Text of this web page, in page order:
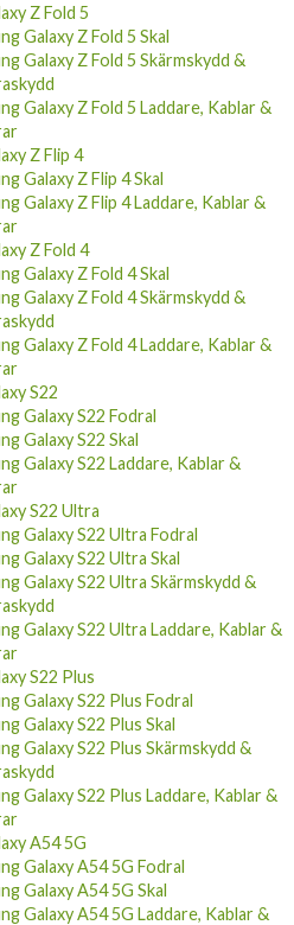
Z Fold 5
Galaxy Z Fold 5 Skal
Galaxy Z Fold 5 Skärmskydd &
Galaxy Z Fold 5 Laddare, Kablar &
Z Flip 4
Galaxy Z Flip 4 Skal
Galaxy Z Flip 4 Laddare, Kablar &
Z Fold 4
Galaxy Z Fold 4 Skal
Galaxy Z Fold 4 Skärmskydd &
Galaxy Z Fold 4 Laddare, Kablar &
S22
Galaxy S22 Fodral
Galaxy S22 Skal
Galaxy S22 Laddare, Kablar &
S22 Ultra
Galaxy S22 Ultra Fodral
Galaxy S22 Ultra Skal
Galaxy S22 Ultra Skärmskydd &
Galaxy S22 Ultra Laddare, Kablar &
S22 Plus
Galaxy S22 Plus Fodral
Galaxy S22 Plus Skal
Galaxy S22 Plus Skärmskydd &
Galaxy S22 Plus Laddare, Kablar &
A54 5G
Galaxy A54 5G Fodral
Galaxy A54 5G Skal
Galaxy A54 5G Laddare, Kablar &